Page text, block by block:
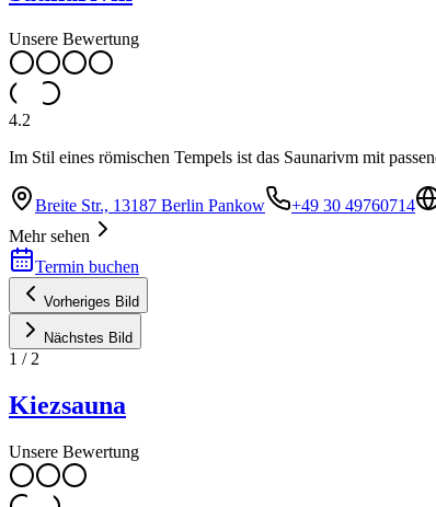
Unsere Bewertung
4.2
Im Stil eines römischen Tempels ist das Saunarivm mit
Breite Str., 13187 Berlin Pankow +49 30 49760714
Mehr sehen
Termin buchen
Vorheriges Bild
Nächstes Bild
1 / 2
Kiezsauna
Unsere Bewertung